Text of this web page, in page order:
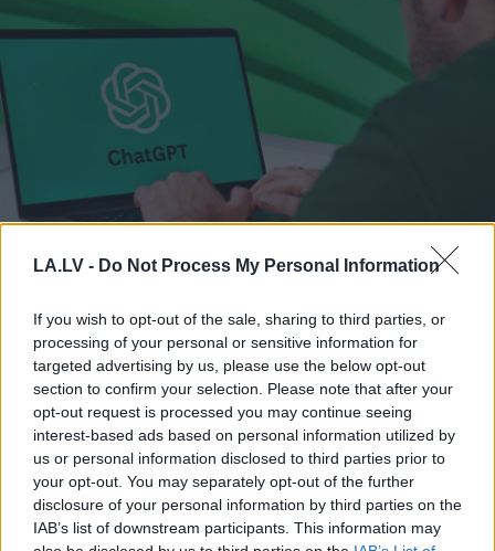
LA.LV - Do Not Process My Personal Information
If you wish to opt-out of the sale, sharing to third parties, or
processing of your personal or sensitive information for
targeted advertising by us, please use the below opt-out
section to confirm your selection. Please note that after your
opt-out request is processed you may continue seeing
interest-based ads based on personal information utilized by
us or personal information disclosed to third parties prior to
your opt-out. You may separately opt-out of the further
disclosure of your personal information by third parties on the
IAB’s list of downstream participants. This information may
TESTS. Vai tu esi gudrāks
par ChatGPT? 99% cilvēku
“iesprūst” 5. jautājumā